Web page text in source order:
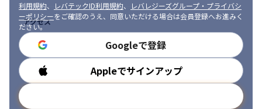
利用規約、 レバテックID利用規約、
レバレジーズグループ・プライバシ
ーポリシーをご確認のうえ、同意いただける場合は会員登録へお進みく
ださい。
Googleで登録
Appleでサインアップ
アクセス
勤務時間